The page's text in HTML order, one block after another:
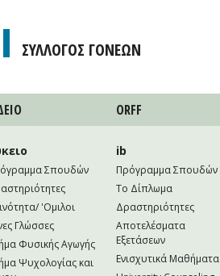
ΣΥΛΛΟΓΟΣ ΓΟΝΕΩΝ
ORFF
Σπουδών
'Ομιλοι
Γλώσσες
Φυσικής Αγωγής
Ψυχολογίας και
ib
Πρόγραμμα Σπουδών
Το Δίπλωμα
Δραστηριότητες
Αποτελέσματα
Εξετάσεων
Ενισχυτικά Μαθήματα